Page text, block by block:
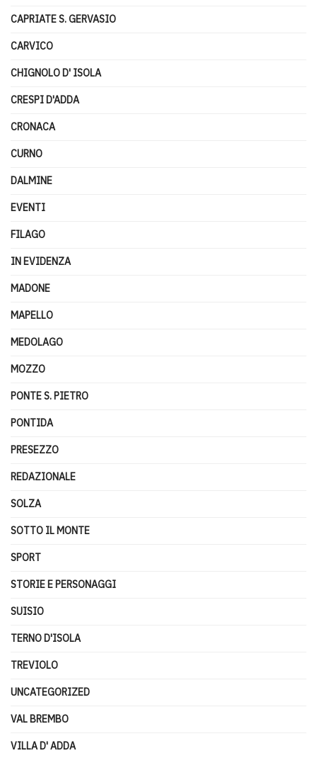
CAPRIATE S. GERVASIO
CARVICO
CHIGNOLO D' ISOLA
CRESPI D'ADDA
CRONACA
CURNO
DALMINE
EVENTI
FILAGO
IN EVIDENZA
MADONE
MAPELLO
MEDOLAGO
MOZZO
PONTE S. PIETRO
PONTIDA
PRESEZZO
REDAZIONALE
SOLZA
SOTTO IL MONTE
SPORT
STORIE E PERSONAGGI
SUISIO
TERNO D'ISOLA
TREVIOLO
UNCATEGORIZED
VAL BREMBO
VILLA D' ADDA